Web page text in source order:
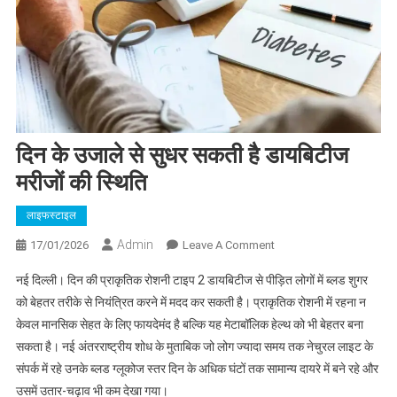
दिन के उजाले से सुधर सकती है डायबिटीज
मरीजों की स्थिति
लाइफस्टाइल
17/01/2026 Admin Leave A CommentOn
के
उजाले
से
सुधर
सकती
नई दिल्ली। दिन की प्राकृतिक रोशनी टाइप 2 डायबिटीज से पीड़ित लोगों में ब्लड शुगर
को बेहतर तरीके से नियंत्रित करने में मदद कर सकती है। प्राकृतिक रोशनी में रहना न
केवल मानसिक सेहत के लिए फायदेमंद है बल्कि यह मेटाबॉलिक हेल्थ को भी बेहतर बना
सकता है। नई अंतरराष्ट्रीय शोध के मुताबिक जो लोग ज्यादा समय तक नेचुरल लाइट के
संपर्क में रहे उनके ब्लड ग्लूकोज स्तर दिन के अधिक घंटों तक सामान्य दायरे में बने रहे और
उसमें उतार-चढ़ाव भी कम देखा गया।